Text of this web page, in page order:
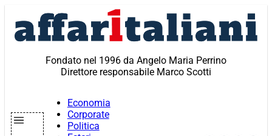
contenuto
Fondato nel 1996 da Angelo Maria Perrino
Direttore responsabile Marco Scotti
Economia
Corporate
Politica